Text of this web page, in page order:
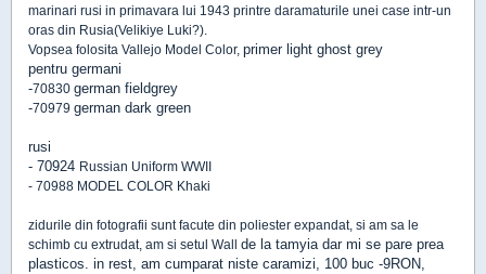
marinari rusi in primavara lui 1943 printre daramaturile unei case intr-un
oras din Rusia(Velikiye Luki?).
Vopsea folosita Vallejo Model Color, primer light ghost grey
pentru germani
-70830 german fieldgrey
-70979 german dark green
rusi
- 70924 Russian Uniform WWII
- 70988 MODEL COLOR Khaki
zidurile din fotografii sunt facute din poliester expandat, si am sa le
schimb cu extrudat, am si setul Wall de la tamyia dar mi se pare prea
plasticos. in rest, am cumparat niste caramizi, 100 buc -9RON,